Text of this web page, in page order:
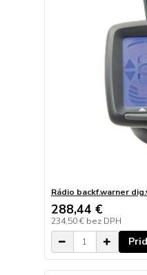
Rádio backf.warner
288,44 €
234,50 € bez DPH